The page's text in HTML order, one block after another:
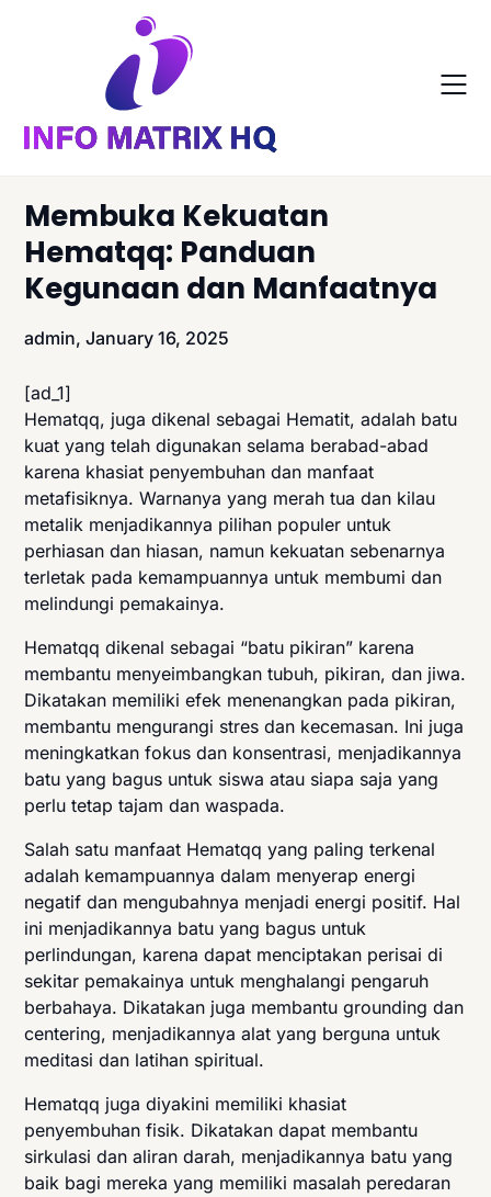
Membuka Kekuatan
Hematqq: Panduan
Kegunaan dan Manfaatnya
admin,January 16, 2025
[ad_1]
Hematqq, juga dikenal sebagai Hematit, adalah batu
kuat yang telah digunakan selama berabad-abad
karena khasiat penyembuhan dan manfaat
metafisiknya. Warnanya yang merah tua dan kilau
metalik menjadikannya pilihan populer untuk
perhiasan dan hiasan, namun kekuatan sebenarnya
terletak pada kemampuannya untuk membumi dan
melindungi pemakainya.
Hematqq dikenal sebagai “batu pikiran” karena
membantu menyeimbangkan tubuh, pikiran, dan jiwa.
Dikatakan memiliki efek menenangkan pada pikiran,
membantu mengurangi stres dan kecemasan. Ini juga
meningkatkan fokus dan konsentrasi, menjadikannya
batu yang bagus untuk siswa atau siapa saja yang
perlu tetap tajam dan waspada.
Salah satu manfaat Hematqq yang paling terkenal
adalah kemampuannya dalam menyerap energi
negatif dan mengubahnya menjadi energi positif. Hal
ini menjadikannya batu yang bagus untuk
perlindungan, karena dapat menciptakan perisai di
sekitar pemakainya untuk menghalangi pengaruh
berbahaya. Dikatakan juga membantu grounding dan
centering, menjadikannya alat yang berguna untuk
meditasi dan latihan spiritual.
Hematqq juga diyakini memiliki khasiat
penyembuhan fisik. Dikatakan dapat membantu
sirkulasi dan aliran darah, menjadikannya batu yang
baik bagi mereka yang memiliki masalah peredaran